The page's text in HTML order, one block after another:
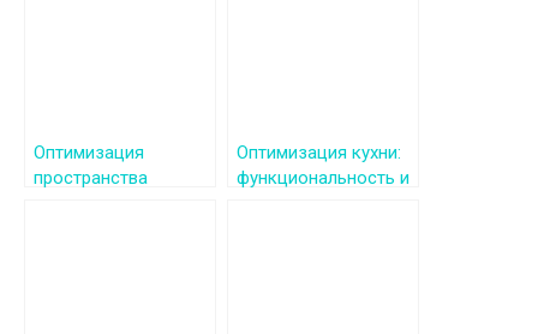
Оптимизация
пространства
Оптимизация кухни:
функциональность и